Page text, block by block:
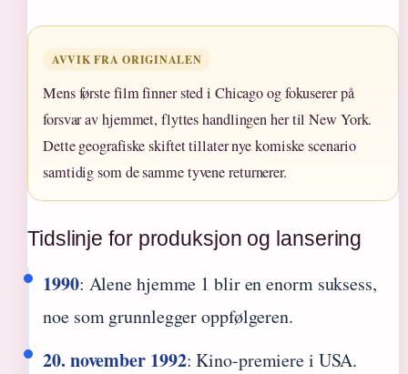
AVVIK FRA ORIGINALEN
Mens første film finner sted i Chicago og fokuserer på
forsvar av hjemmet, flyttes handlingen her til New York.
Dette geografiske skiftet tillater nye komiske scenario
samtidig som de samme tyvene returnerer.
Tidslinje for produksjon og lansering
1990: Alene hjemme 1 blir en enorm suksess,
noe som grunnlegger oppfølgeren.
20. november 1992: Kino-premiere i USA.